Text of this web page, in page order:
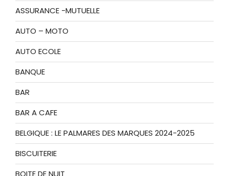
ASSURANCE -MUTUELLE
AUTO – MOTO
AUTO ECOLE
BANQUE
BAR
BAR A CAFE
BELGIQUE : LE PALMARES DES MARQUES 2024-2025
BISCUITERIE
BOITE DE NUIT